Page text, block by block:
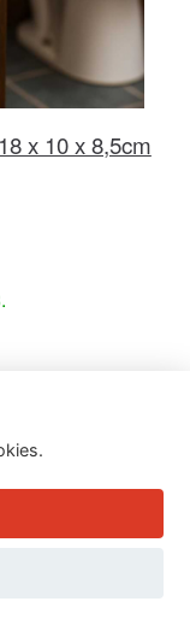
x 10 x 8,5cm